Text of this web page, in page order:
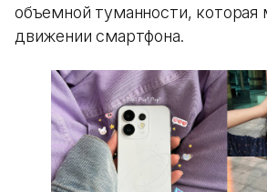
объемной туманности, которая
движении смартфона.